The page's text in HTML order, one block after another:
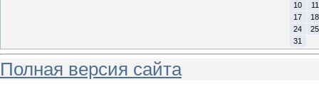
10
11
17
18
24
25
31
Полная версия сайта